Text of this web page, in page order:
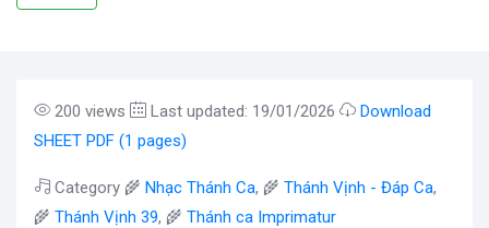
200 views Last updated: 19/01/2026
Download
SHEET PDF (1 pages)
Category 🌾 Nhạc Thánh Ca, 🌾 Thánh Vịnh - Đáp Ca,
🌾 Thánh Vịnh 39, 🌾 Thánh ca Imprimatur